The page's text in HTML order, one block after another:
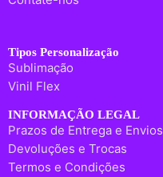
Tipos Personalização
Sublimação
Vinil Flex
INFORMAÇÃO LEGAL
Prazos de Entrega e Envios
Devoluções e Trocas
Termos e Condições